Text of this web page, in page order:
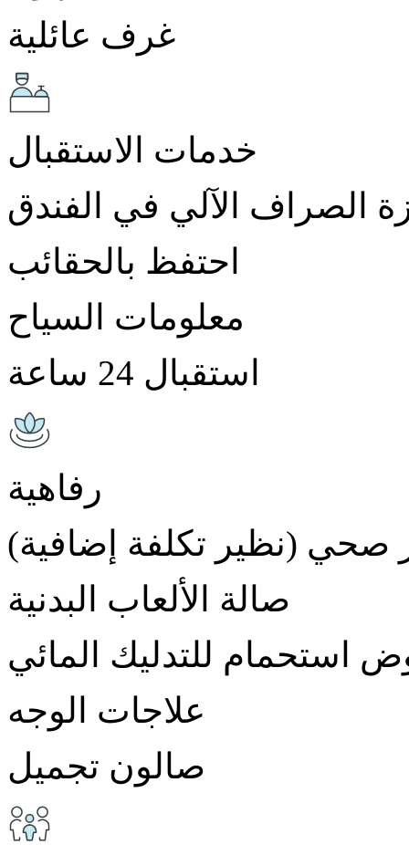
غرف عائلية
خدمات الاستقبال
الصراف الآلي في الفندق
احتفظ بالحقائب
معلومات السياح
استقبال 24 ساعة
رفاهية
صحي (نظير تكلفة إضافية)
صالة الألعاب البدنية
استحمام للتدليك المائي
علاجات الوجه
صالون تجميل